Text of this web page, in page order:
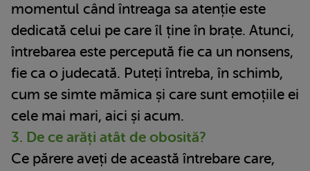
momentul când întreaga sa atenție este
dedicată celui pe care îl ține în brațe. Atunci,
întrebarea este percepută fie ca un nonsens,
fie ca o judecată. Puteți întreba, în schimb,
cum se simte mămica și care sunt emoțiile ei
cele mai mari, aici și acum.
3. De ce arăți atât de obosită?
Ce părere aveți de această întrebare care,